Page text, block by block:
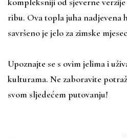
ribu. Ova topla juha nadjevena
savršeno je jelo za zimske
Upoznajte se s ovim jelima i
kulturama. Ne zaboravite
svom sljedećem putovanju!